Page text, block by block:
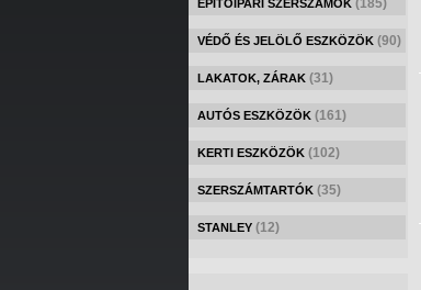
ÉPÍTŐIPARI SZERSZÁMOK (185)
VÉDŐ ÉS JELÖLŐ ESZKÖZÖK (90)
LAKATOK, ZÁRAK (31)
AUTÓS ESZKÖZÖK (161)
KERTI ESZKÖZÖK (102)
SZERSZÁMTARTÓK (35)
STANLEY (12)